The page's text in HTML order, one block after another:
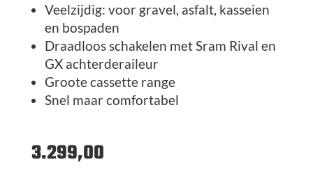
Veelzijdig: voor gravel, asfalt, kasseien
en bospaden
Draadloos schakelen met Sram Rival en
GX achterderaileur
Groote cassette range
Snel maar comfortabel
3.299,00